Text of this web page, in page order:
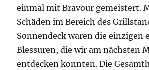
einmal mit Bravour gemeistert.
Schäden im Bereich des
Sonnendeck waren die einzigen
Blessuren, die wir am nächsten
entdecken konnten. Die